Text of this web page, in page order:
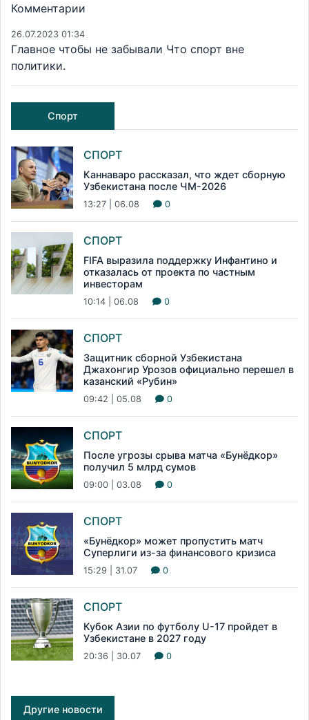
Комментарии
26.07.2023 01:34
Главное чтобы не забывали Что спорт вне
политики.
Спорт
СПОРТ
Каннаваро рассказал, что ждет сборную
Узбекистана после ЧМ-2026
13:27 | 06.08 0
СПОРТ
FIFA выразила поддержку Инфантино и
отказалась от проекта по частным
инвесторам
10:14 | 06.08 0
СПОРТ
Защитник сборной Узбекистана
Джахонгир Урозов официально перешел в
казанский «Рубин»
09:42 | 05.08 0
СПОРТ
После угрозы срыва матча «Бунёдкор»
получил 5 млрд сумов
09:00 | 03.08 0
СПОРТ
«Бунёдкор» может пропустить матч
Суперлиги из-за финансового кризиса
15:29 | 31.07 0
СПОРТ
Кубок Азии по футболу U-17 пройдет в
Узбекистане в 2027 году
20:36 | 30.07 0
Другие новости